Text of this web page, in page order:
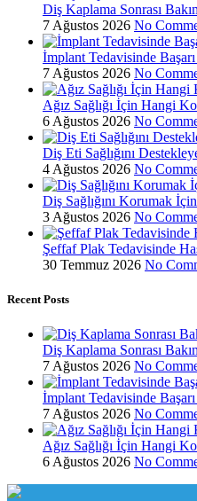
Diş Kaplama Sonrası
7 Ağustos 2026 No
İmplant Tedavisinde
7 Ağustos 2026 No
Ağız Sağlığı İçin Hangi
6 Ağustos 2026 No
Diş Eti Sağlığını
4 Ağustos 2026 No
Diş Sağlığını Korumak
3 Ağustos 2026 No
Şeffaf Plak Tedavisinde
30 Temmuz 2026 No
Recent Posts
Diş Kaplama Sonrası
7 Ağustos 2026 No
İmplant Tedavisinde
7 Ağustos 2026 No
Ağız Sağlığı İçin Hangi
6 Ağustos 2026 No